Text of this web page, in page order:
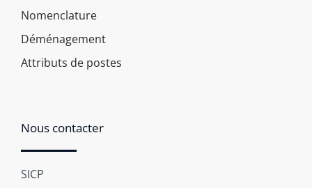
Nomenclature
Déménagement
Attributs de postes
Nous contacter
SICP